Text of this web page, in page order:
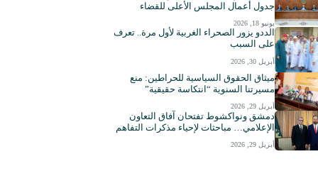
جدول أعمال المجلس الأعلى للقضاء
يونيو 18, 2026
الددو يزور الصحراء الغربية لأول مرة.. تعرف
على السبب
أبريل 30, 2026
ميثاق الحقوق السياسية للحراطين: منع
مسيرتنا السنوية “انتكاسة حقيقية”
أبريل 29, 2026
دمشق ونواكشوط تفتحان آفاق التعاون
الإعلامي… مباحثات لإحياء مذكرات التفاهم
أبريل 29, 2026